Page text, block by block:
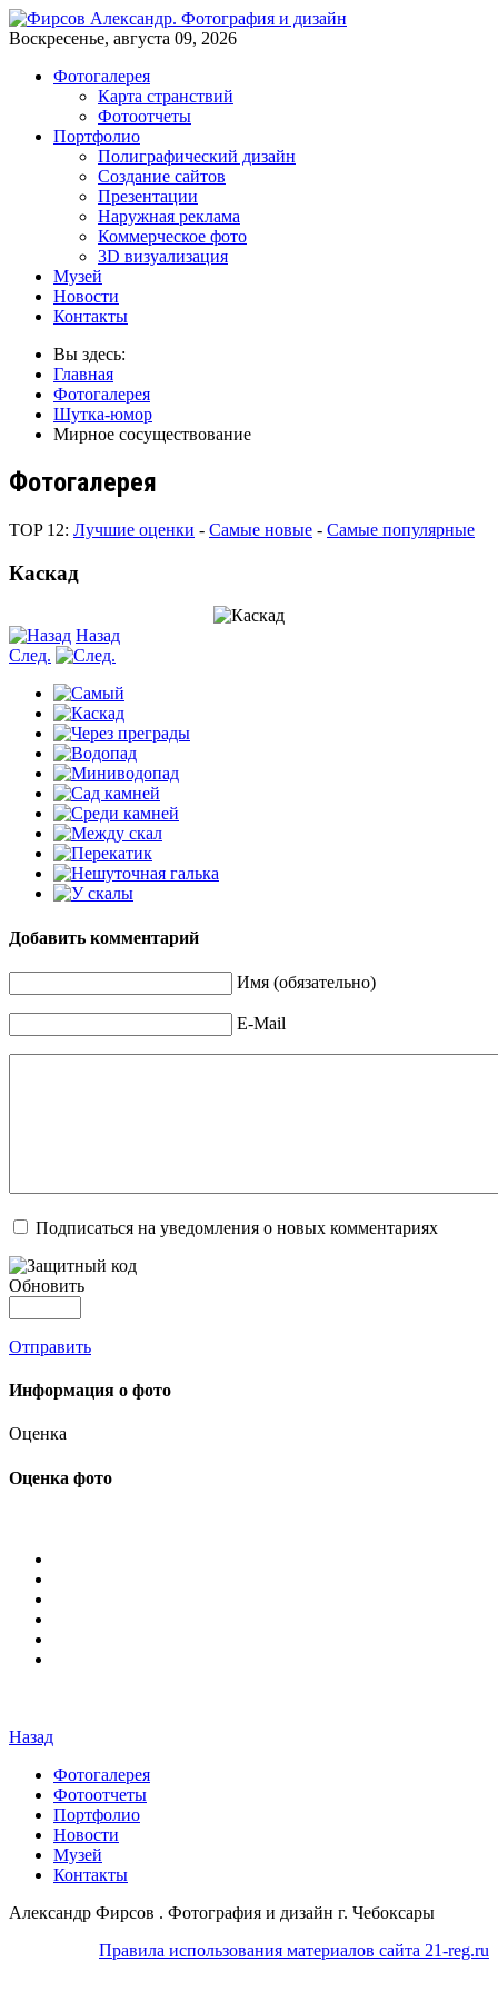
Воскресенье, августа 09, 2026
Фотогалерея
Карта странствий
Фотоотчеты
Портфолио
Полиграфический дизайн
Создание сайтов
Презентации
Наружная реклама
Коммерческое фото
3D визуализация
Музей
Новости
Контакты
Вы здесь:
Главная
Фотогалерея
Шутка-юмор
Мирное сосуществование
Фотогалерея
TOP 12: Лучшие оценки - Самые новые - Самые популярные
Каскад
Назад
След.
Добавить комментарий
Имя (обязательно)
E-Mail
Подписаться на уведомления о новых комментариях
Обновить
Отправить
Информация о фото
Оценка
Оценка фото
Назад
Фотогалерея
Фотоотчеты
Портфолио
Новости
Музей
Контакты
Александр Фирсов . Фотография и дизайн г. Чебоксары
Правила использования материалов сайта 21-reg.ru